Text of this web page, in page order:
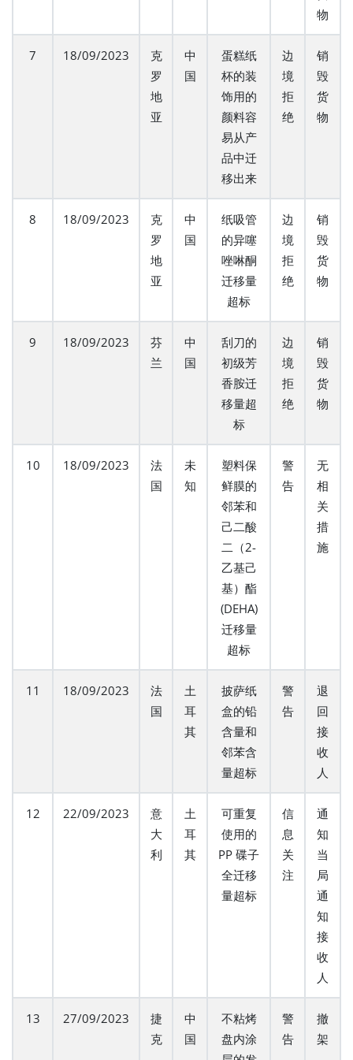
物
7 18/09/2023
克
罗
地
亚
中
国
蛋糕纸
杯的装
饰用的
颜料容
易从产
品中迁
移出来
边
境
拒
绝
销
毁
货
物
8 18/09/2023
克
罗
地
亚
中
国
纸吸管
的异噻
唑啉酮
迁移量
超标
边
境
拒
绝
销
毁
货
物
9 18/09/2023
芬
兰
中
国
刮刀的
初级芳
香胺迁
移量超
标
边
境
拒
绝
销
毁
货
物
10 18/09/2023
法
国
未
知
塑料保
鲜膜的
邻苯和
己二酸
二（2-
乙基己
基）酯
(DEHA)
迁移量
超标
警
告
无
相
关
措
施
11 18/09/2023
法
国
土
耳
其
披萨纸
盒的铅
含量和
邻苯含
量超标
警
告
退
回
接
收
人
12 22/09/2023
意
大
利
土
耳
其
可重复
使用的
PP 碟子
全迁移
量超标
信
息
关
注
通
知
当
局
通
知
接
收
人
13 27/09/2023
捷
克
中
国
不粘烤
盘内涂
警
告
撤
架